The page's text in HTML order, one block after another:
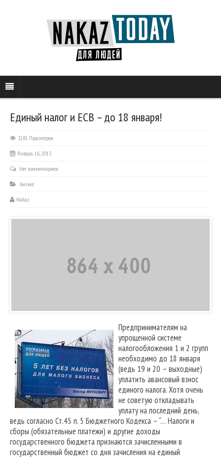
Единый налог и ЕСВ – до 18 января!
3281 Просмотров
Январь 16, 2013
Нет комментариев
Бизнес
Nakaz
Предпринимателям на
упрощенной системе
налогообложения 1 и 2 групп
необходимо до 18 января
(ведь 19 и 20 – выходные)
уплатить авансовый взнос
единого налога. Хотя очень
не советую откладывать
уплату на последний день,
ведь согласно Ст.45 п. 5 Бюджетного Кодекса – “… Налоги и
сборы (обязательные платежи) и другие доходы
государственного бюджета признаются зачисленными в
государственный бюджет со дня зачисления на единый